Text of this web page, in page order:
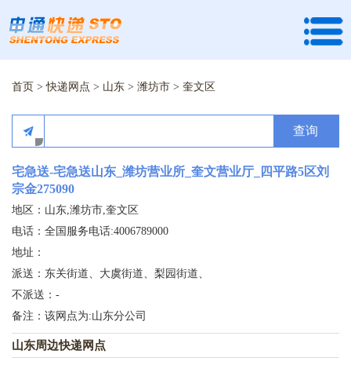
首页 >快递网点 > 山东 > 潍坊市 > 奎文区
查询
宅急送-宅急送山东_潍坊营业所_奎文营业厅_四平路5区刘
宗金275090
地区：山东,潍坊市,奎文区
电话：全国服务电话:4006789000
地址：
派送：东关街道、大虞街道、梨园街道、
不派送：-
备注：该网点为:山东分公司
山东周边快递网点